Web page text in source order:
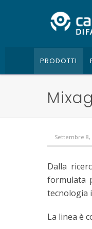
PRODOTTI
Settembre 8,
Dalla
formulata
tecnologia
La linea è